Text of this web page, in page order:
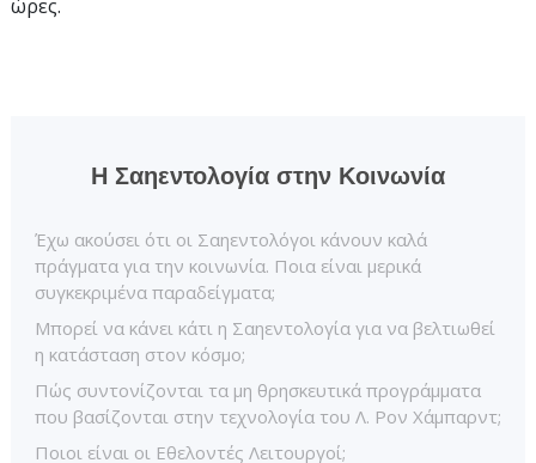
ώρες.
Η Σαηεντολογία στην Κοινωνία
Έχω ακούσει ότι οι Σαηεντολόγοι κάνουν καλά
πράγματα για την κοινωνία. Ποια είναι μερικά
συγκεκριμένα παραδείγματα;
Μπορεί να κάνει κάτι η Σαηεντολογία για να βελτιωθεί
η κατάσταση στον κόσμο;
Πώς συντονίζονται τα μη θρησκευτικά προγράμματα
που βασίζονται στην τεχνολογία του Λ. Ρον Χάμπαρντ;
Ποιοι είναι οι Εθελοντές Λειτουργοί;